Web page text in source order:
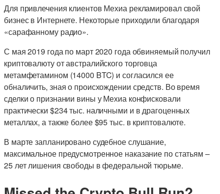
Для привлечения клиентов Мехиа рекламировал свой
бизнес в Интернете. Некоторые приходили благодаря
«сарафанному радио».
С мая 2019 года по март 2020 года обвиняемый получил
криптовалюту от австралийского торговца
метамфетамином (14000 BTC) и согласился ее
обналичить, зная о происхождении средств. Во время
сделки о признании вины у Мехиа конфисковали
практически $234 тыс. наличными и в драгоценных
металлах, а также более $95 тыс. в криптовалюте.
В марте запланировано судебное слушание,
максимальное предусмотренное наказание по статьям –
25 лет лишения свободы в федеральной тюрьме.